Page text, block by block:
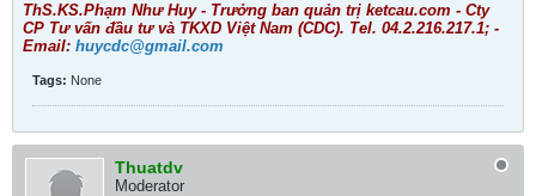
ThS.KS.Phạm Như Huy - Trưởng ban quản trị ketcau.com - Cty
CP Tư vấn đầu tư và TKXD Việt Nam (CDC). Tel. 04.2.216.217.1; -
Email: huycdc@gmail.com
Tags: None
Thuatdv
Moderator